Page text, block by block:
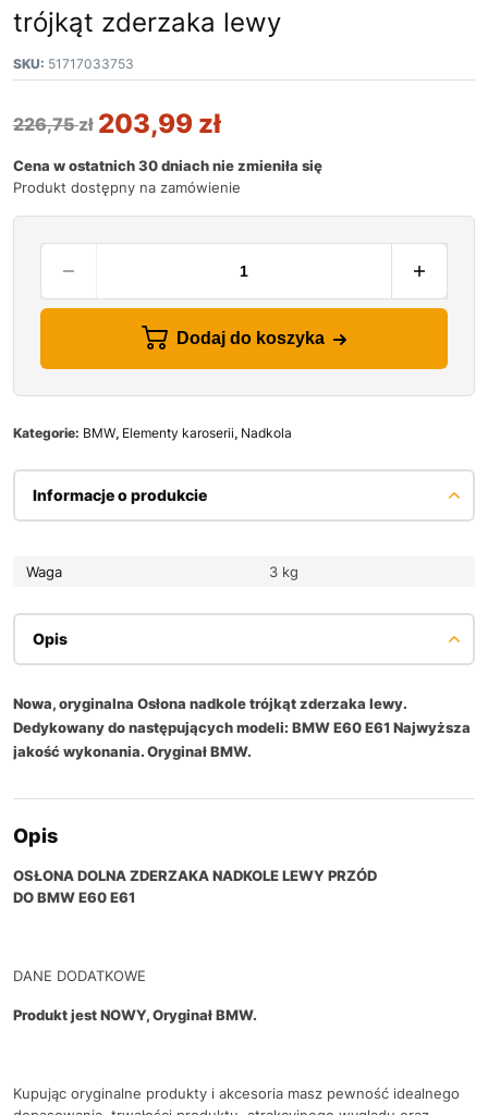
trójkąt zderzaka lewy
SKU: 51717033753
226,75zł 203,99 zł
Cena w ostatnich 30 dniach nie zmieniła się
Produkt dostępny na zamówienie
Dodaj do koszyka
Kategorie: BMW, Elementy karoserii, Nadkola
Informacje o produkcie
Waga 3 kg
Opis
Nowa, oryginalna Osłona nadkole trójkąt zderzaka lewy.
Dedykowany do następujących modeli: BMW E60 E61 Najwyższa
jakość wykonania. Oryginał BMW.
Opis
OSŁONA DOLNA ZDERZAKA NADKOLE LEWY PRZÓD
DO BMW E60 E61
DANE DODATKOWE
Produkt jest NOWY, Oryginał BMW.
Kupując oryginalne produkty i akcesoria masz pewność idealnego